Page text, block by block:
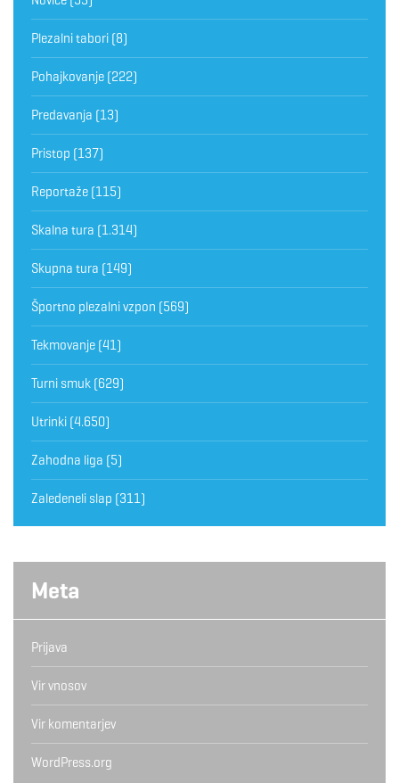
Plezalni tabori (8)
Pohajkovanje (222)
Predavanja (13)
Pristop (137)
Reportaže (115)
Skalna tura (1.314)
Skupna tura (149)
Športno plezalni vzpon (569)
Tekmovanje (41)
Turni smuk (629)
Utrinki (4.650)
Zahodna liga (5)
Zaledeneli slap (311)
Meta
Prijava
Vir vnosov
Vir komentarjev
WordPress.org